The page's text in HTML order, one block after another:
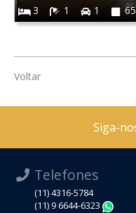
3
1 1
Voltar
Siga-
Telefones
(11) 4316-5784
(11) 9 6644-6323